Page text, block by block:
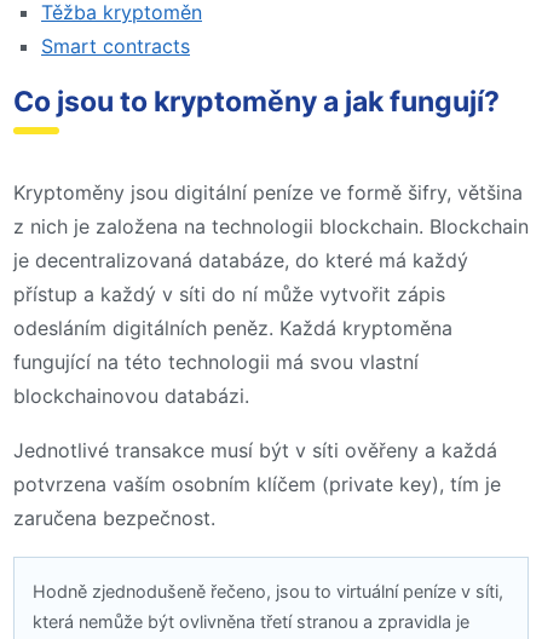
Těžba kryptoměn
Smart contracts
Co jsou to kryptoměny a jak fungují?
Kryptoměny jsou digitální peníze ve formě šifry, většina
z nich je založena na technologii blockchain. Blockchain
je decentralizovaná databáze, do které má každý
přístup a každý v síti do ní může vytvořit zápis
odesláním digitálních peněz. Každá kryptoměna
fungující na této technologii má svou vlastní
blockchainovou databázi.
Jednotlivé transakce musí být v síti ověřeny a každá
potvrzena vaším osobním klíčem (private key), tím je
zaručena bezpečnost.
Hodně zjednodušeně řečeno, jsou to virtuální peníze v síti,
která nemůže být ovlivněna třetí stranou a zpravidla je